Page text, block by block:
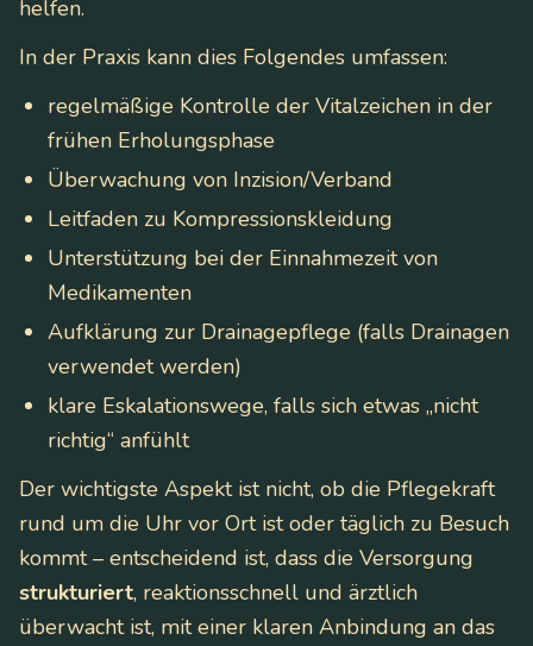
helfen.
In der Praxis kann dies Folgendes umfassen:
regelmäßige Kontrolle der Vitalzeichen in der
frühen Erholungsphase
Überwachung von Inzision/Verband
Leitfaden zu Kompressionskleidung
Unterstützung bei der Einnahmezeit von
Medikamenten
Aufklärung zur Drainagepflege (falls Drainagen
verwendet werden)
klare Eskalationswege, falls sich etwas „nicht
richtig“ anfühlt
Der wichtigste Aspekt ist nicht, ob die Pflegekraft
rund um die Uhr vor Ort ist oder täglich zu Besuch
kommt – entscheidend ist, dass die Versorgung
strukturiert, reaktionsschnell und ärztlich
überwacht ist, mit einer klaren Anbindung an das